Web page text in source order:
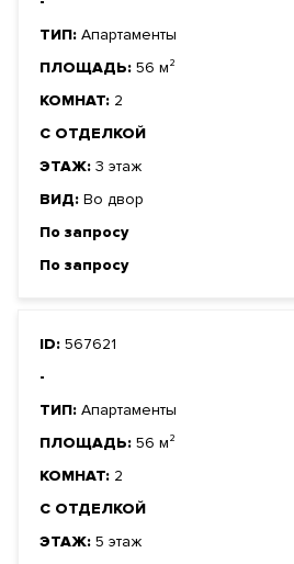
ТИП: Апартаменты
ПЛОЩАДЬ: 56 м²
КОМНАТ: 2
С ОТДЕЛКОЙ
ЭТАЖ: 3 этаж
ВИД: Во двор
По запросу
По запросу
ID: 567621
-
ТИП: Апартаменты
ПЛОЩАДЬ: 56 м²
КОМНАТ: 2
С ОТДЕЛКОЙ
ЭТАЖ: 5 этаж